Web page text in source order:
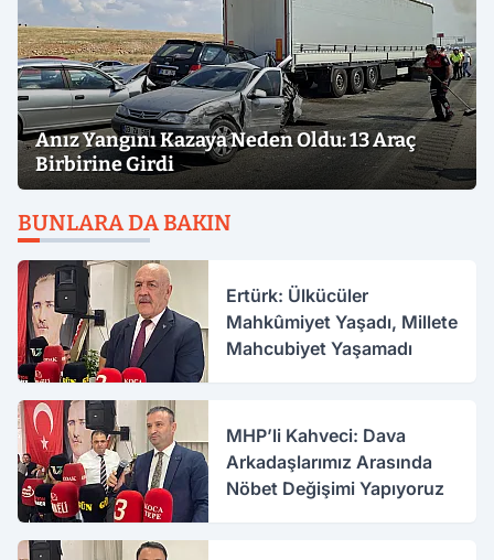
Anız Yangını Kazaya Neden Oldu: 13 Araç
Birbirine Girdi
BUNLARA DA BAKIN
Ertürk: Ülkücüler
Mahkûmiyet Yaşadı, Millete
Mahcubiyet Yaşamadı
MHP’li Kahveci: Dava
Arkadaşlarımız Arasında
Nöbet Değişimi Yapıyoruz